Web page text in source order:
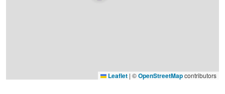
Leaflet | ©OpenStreetMapcontributors